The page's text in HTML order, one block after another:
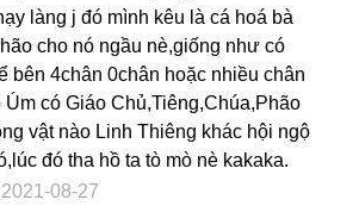
làng j đó mình kêu là cá hoá bà
cho nó ngầu nè,giống như có
bên 4chân 0chân hoặc nhiều chân
Úm có Giáo Chủ,Tiêng,Chúa,Phão
vật nào Linh Thiêng khác hội ngộ
đó tha hồ ta tò mò nè kakaka.
08-27